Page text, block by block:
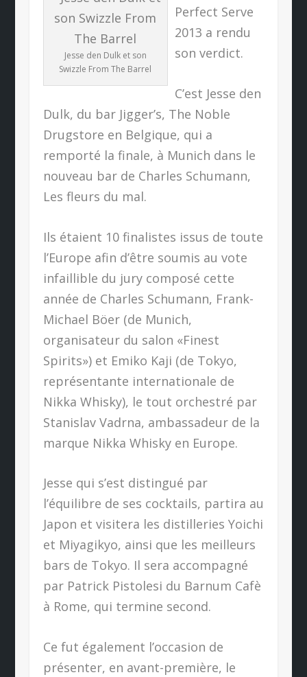
Jesse den Dulk et son
Swizzle From The Barrel
Perfect Serve
2013 a rendu
son verdict.
C’est Jesse den
Dulk, du bar Jigger’s, The Noble
Drugstore en Belgique, qui a
remporté la finale, à Munich dans le
nouveau bar de Charles Schumann,
Les fleurs du mal.
Ils étaient 10 finalistes issus de toute
l’Europe afin d’être soumis au vote
infaillible du jury composé cette
année de Charles Schumann, Frank-
Michael Böer (de Munich,
organisateur du salon «Finest
Spirits») et Emiko Kaji (de Tokyo,
représentante internationale de
Nikka Whisky), le tout orchestré par
Stanislav Vadrna, ambassadeur de la
marque Nikka Whisky en Europe.
Jesse qui s’est distingué par
l’équilibre de ses cocktails, partira au
Japon et visitera les distilleries Yoichi
et Miyagikyo, ainsi que les meilleurs
bars de Tokyo. Il sera accompagné
par Patrick Pistolesi du Barnum Cafè
à Rome, qui termine second.
Ce fut également l’occasion de
présenter, en avant-première, le